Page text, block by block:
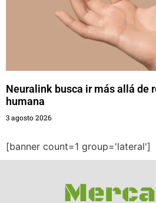
Neuralink busca ir más allá de
humana
3 agosto 2026
[banner count=1 group='lateral']